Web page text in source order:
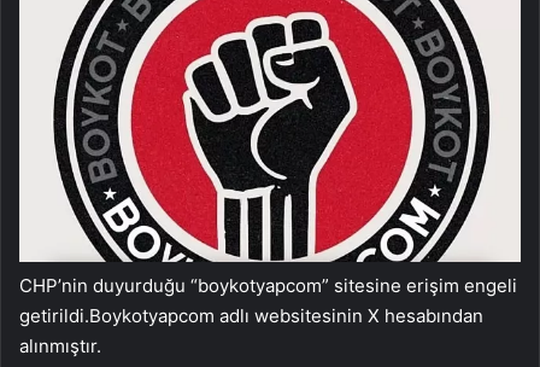
CHP’nin duyurduğu “boykotyapcom” sitesine erişim engeli
getirildi.Boykotyapcom adlı websitesinin X hesabından
alınmıştır.